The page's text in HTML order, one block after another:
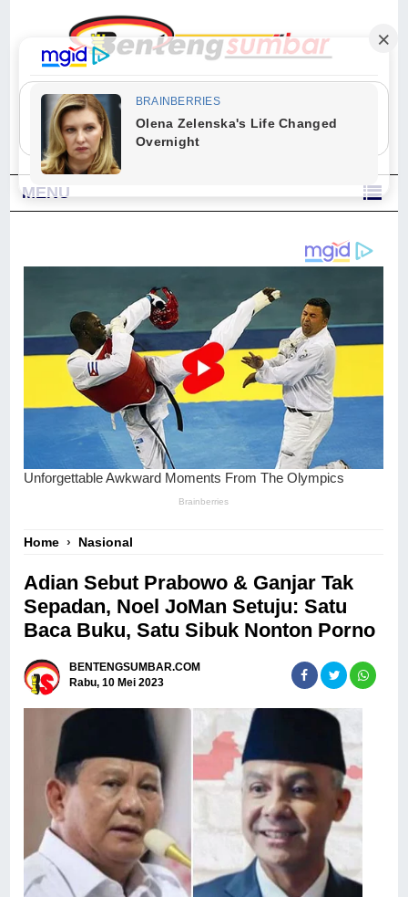
"Sesungguhnya Allah dan para malaikat-Nya berselawat untuk Nabi.
Wahai orang-orang yang beriman, berselawatlah kamu untuk Nabi dan
ucapkanlah salam dengan penuh penghormatan kepadanya." (Qs. Al
Ahzab Ayat 56)
MENU
Home › Nasional
Adian Sebut Prabowo & Ganjar Tak
Sepadan, Noel JoMan Setuju: Satu
Baca Buku, Satu Sibuk Nonton Porno
BENTENGSUMBAR.COM
Rabu, 10 Mei 2023